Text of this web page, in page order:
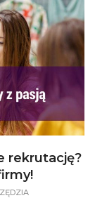
rekrutację?